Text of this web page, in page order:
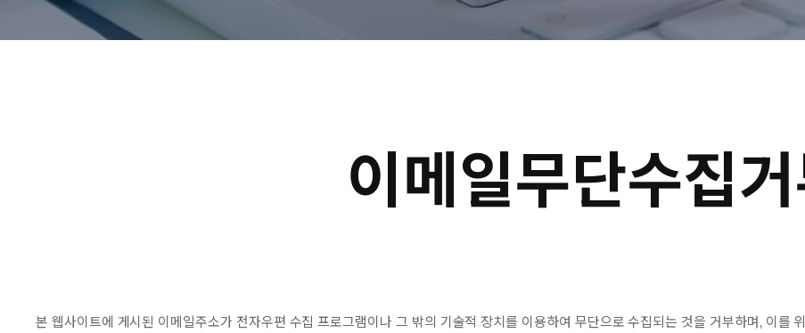
ABOUT
OUR PURPOSE
이메일무단수집
본 웹사이트에 게시된 이메일주소가 전자우편 수집 프로그램이나 그 밖의 기술적 장치를 이용하여 무단으로 수집되는 것을 거부하며, 이를